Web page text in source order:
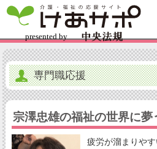
専門職応援
宗澤忠雄の福祉の世界に夢
疲労が溜まりやす